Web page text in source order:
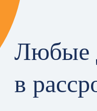
Любые
в